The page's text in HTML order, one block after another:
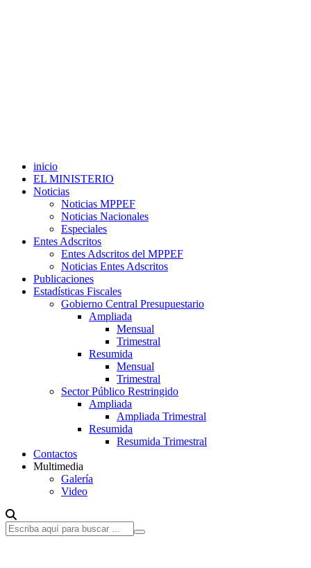
inicio
EL MINISTERIO
Noticias
Noticias MPPEF
Noticias Nacionales
Especiales
Entes Adscritos
Entes Adscritos del MPPEF
Noticias Entes Adscritos
Publicaciones
Estadísticas Fiscales
Gobierno Central Presupuestario
Ampliada
Mensual
Trimestral
Resumida
Mensual
Trimestral
Sector Público Restringido
Ampliada
Ampliada Trimestral
Resumida
Resumida Trimestral
Contactos
Multimedia
Galería
Video